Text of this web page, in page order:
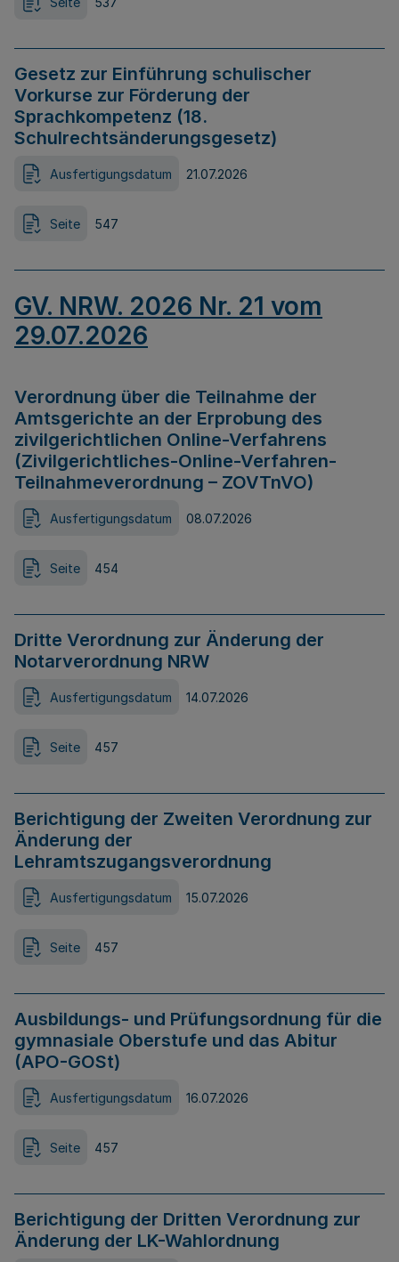
Gesetz zur Einführung schulischer
Vorkurse zur Förderung der
Sprachkompetenz (18.
Schulrechtsänderungsgesetz)
Ausfertigungsdatum 21.07.2026
Seite 547
GV. NRW. 2026 Nr. 21 vom
29.07.2026
Verordnung über die Teilnahme der
Amtsgerichte an der Erprobung des
zivilgerichtlichen Online-Verfahrens
(Zivilgerichtliches-Online-Verfahren-
Teilnahmeverordnung – ZOVTnVO)
Ausfertigungsdatum 08.07.2026
Seite 454
Dritte Verordnung zur Änderung der
Notarverordnung NRW
Ausfertigungsdatum 14.07.2026
Seite 457
Berichtigung der Zweiten Verordnung zur
Änderung der
Lehramtszugangsverordnung
Ausfertigungsdatum 15.07.2026
Seite 457
Ausbildungs- und Prüfungsordnung für die
gymnasiale Oberstufe und das Abitur
(APO-GOSt)
Ausfertigungsdatum 16.07.2026
Seite 457
Berichtigung der Dritten Verordnung zur
Änderung der LK-Wahlordnung